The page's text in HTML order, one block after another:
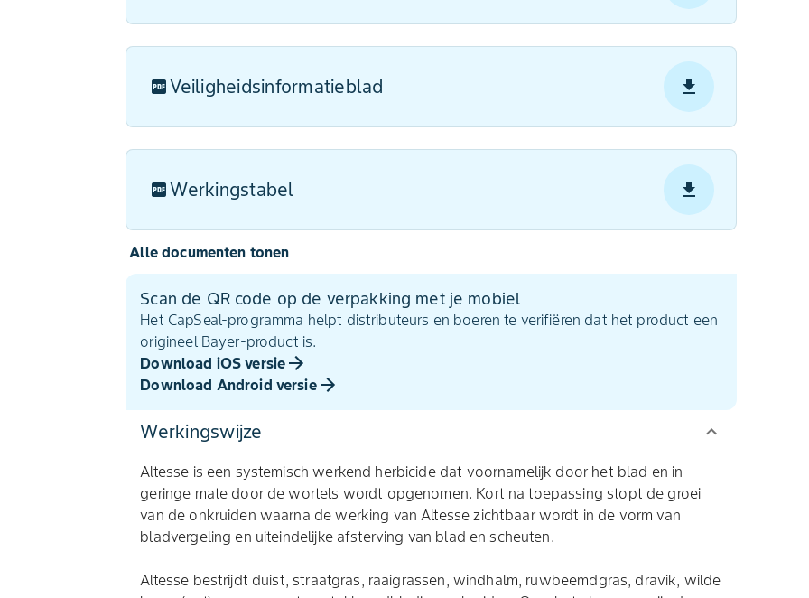
Veiligheidsinformatieblad
Werkingstabel
Alle documenten tonen
Scan de QR code op de verpakking met je mobiel
Het CapSeal-programma helpt distributeurs en boeren te verifiëren dat het product een
origineel Bayer-product is.
Download iOS versie
Download Android versie
Werkingswijze
Altesse is een systemisch werkend herbicide dat voornamelijk door het blad en in
geringe mate door de wortels wordt opgenomen. Kort na toepassing stopt de groei
van de onkruiden waarna de werking van Altesse zichtbaar wordt in de vorm van
bladvergeling en uiteindelijke afsterving van blad en scheuten.
Altesse bestrijdt duist, straatgras, raaigrassen, windhalm, ruwbeemdgras, dravik, wilde